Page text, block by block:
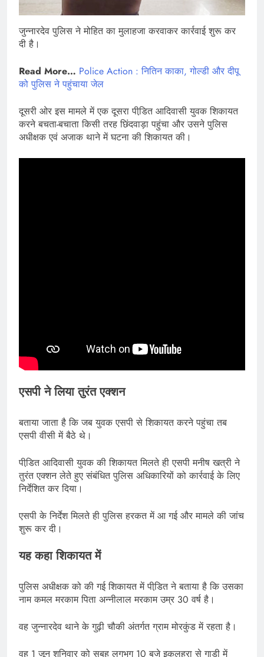
जुन्नारदेव पुलिस ने मोहित का मुलाहजा करवाकर कार्रवाई शुरू कर
दी है।
Read More… Police Action : नितिन काका, गोल्डी और दीपू
को पुलिस ने पहुंचाया जेल
दूसरी ओर इस मामले में एक दूसरा पीडि़त आदिवासी युवक शिकायत
करने बचता-बचाता किसी तरह छिंदवाड़ा पहुंचा और उसने पुलिस
अधीक्षक एवं अजाक थाने में घटना की शिकायत की।
एसपी ने लिया तुरंत एक्शन
बताया जाता है कि जब युवक एसपी से शिकायत करने पहुंचा तब
एसपी वीसी में बैठे थे।
पीडि़त आदिवासी युवक की शिकायत मिलते ही एसपी मनीष खत्री ने
तुरंत एक्शन लेते हुए संबंधित पुलिस अधिकारियों को कार्रवाई के लिए
निर्देशित कर दिया।
एसपी के निर्देश मिलते ही पुलिस हरकत में आ गई और मामले की जांच
शुरू कर दी।
यह कहा शिकायत में
पुलिस अधीक्षक को की गई शिकायत में पीडि़त ने बताया है कि उसका
नाम कमल मरकाम पिता अन्नीलाल मरकाम उम्र 30 वर्ष है।
वह जुन्नारदेव थाने के गुढ़ी चौकी अंतर्गत ग्राम मोरकुंड में रहता है।
वह 1 जून शनिवार को सुबह लगभग 10 बजे इकलहरा से गाड़ी में